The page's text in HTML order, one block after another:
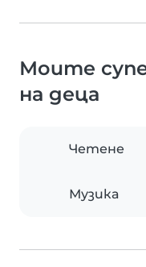
Моите
на деца
Четене
Музика